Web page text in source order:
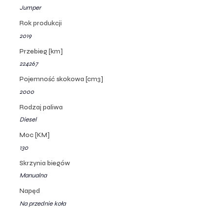
Jumper
Rok produkcji
2019
Przebieg [km]
224267
Pojemność skokowa [cm3]
2000
Rodzaj paliwa
Diesel
Moc [KM]
130
Skrzynia biegów
Manualna
Napęd
Na przednie koła